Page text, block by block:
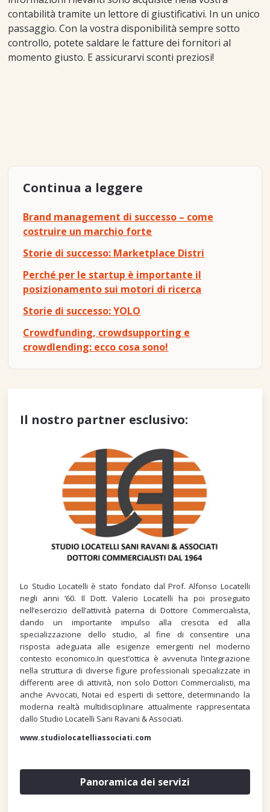
contabilità tramite un lettore di giustificativi. In un unico
passaggio. Con la vostra disponibilità sempre sotto
controllo, potete saldare le fatture dei fornitori al
momento giusto. E assicurarvi sconti preziosi!
Continua a leggere
Brand management di successo – come
costruire un marchio forte
Storie di successo: Marketplace Distri
Perché per le startup è importante il
posizionamento sui motori di ricerca
Storie di successo: YOLO
Crowdfunding, crowdsupporting e
crowdlending: ecco cosa sono!
Il nostro partner esclusivo:
Lo Studio Locatelli è stato fondato dal Prof. Alfonso Locatelli
negli anni ‘60. Il Dott. Valerio Locatelli ha poi proseguito
nell’esercizio dell’attività paterna di Dottore Commercialista,
dando un importante impulso alla crescita ed alla
specializzazione dello studio, al fine di consentire una
risposta adeguata alle esigenze emergenti nel moderno
contesto economico.In quest’ottica è avvenuta l’integrazione
nella struttura di diverse figure professionali specializzate in
differenti aree di attività, non solo Dottori Commercialisti, ma
anche Avvocati, Notai ed esperti di settore, determinando la
moderna realtà multidisciplinare attualmente rappresentata
dallo Studio Locatelli Sani Ravani & Associati.
www.studiolocatelliassociati.com
Panoramica dei servizi